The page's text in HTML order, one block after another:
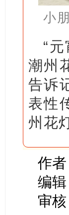
小
“
潮州
告诉
表性
州花
作
编
审